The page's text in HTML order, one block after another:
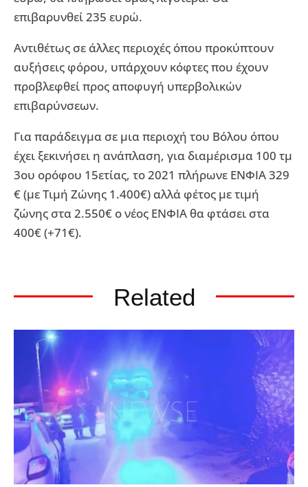
επιβαρυνθεί 235 ευρώ.
Αντιθέτως σε άλλες περιοχές όπου προκύπτουν
αυξήσεις φόρου, υπάρχουν κόφτες που έχουν
προβλεφθεί προς αποφυγή υπερβολικών
επιβαρύνσεων.
Για παράδειγμα σε μια περιοχή του Βόλου όπου
έχει ξεκινήσει η ανάπλαση, για διαμέρισμα 100 τμ
3ου ορόφου 15ετίας, το 2021 πλήρωνε ΕΝΦΙΑ 329
€ (με Τιμή Ζώνης 1.400€) αλλά φέτος με τιμή
ζώνης στα 2.550€ ο νέος ΕΝΦΙΑ θα φτάσει στα
400€ (+71€).
Related